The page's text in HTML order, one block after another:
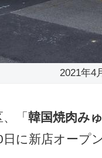
2021年4
「 韓国焼肉み
に新店オープ